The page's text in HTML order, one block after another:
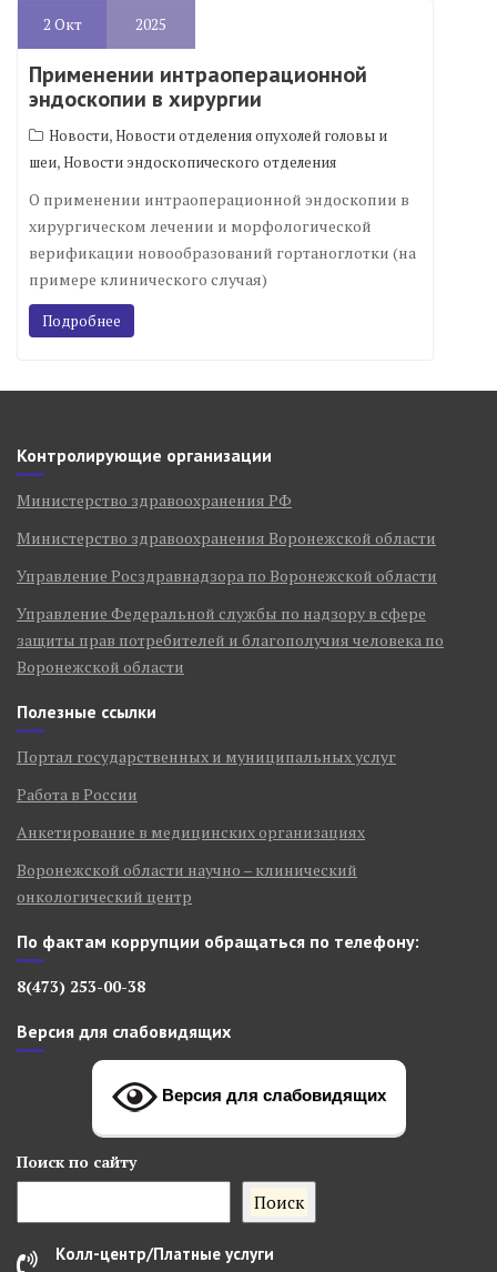
2 Окт 2025
Применении интраоперационной
эндоскопии в хирургии
Новости,Новости отделения опухолей головы и
шеи,Новости эндоскопического отделения
О применении интраоперационной эндоскопии в
хирургическом лечении и морфологической
верификации новообразований гортаноглотки (на
примере клинического случая)
Подробнее
Контролирующие организации
Министерство здравоохранения РФ
Министерство здравоохранения Воронежской области
Управление Росздравнадзора по Воронежской области
Управление Федеральной службы по надзору в сфере
защиты прав потребителей и благополучия человека по
Воронежской области
Полезные ссылки
Портал государственных и муниципальных услуг
Работа в России
Анкетирование в медицинских организациях
Воронежской области научно – клинический
онкологический центр
По фактам коррупции обращаться по телефону:
8(473) 253-00-38
Версия для слабовидящих
Версия для слабовидящих
Поиск по сайту
Поиск
Колл-центр/Платные услуги